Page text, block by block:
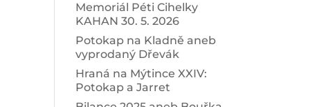
Memoriál Péti Cihelky
KAHAN 30. 5. 2026
Potokap na Kladně aneb
vyprodaný Dřevák
Hraná na Mýtince XXIV:
Potokap a Jarret